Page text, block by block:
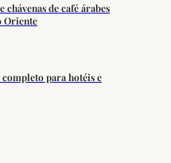
de café árabes
Oriente
completo para hotéis e